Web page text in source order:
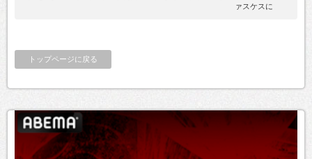
ァスケスに
トップページに戻る